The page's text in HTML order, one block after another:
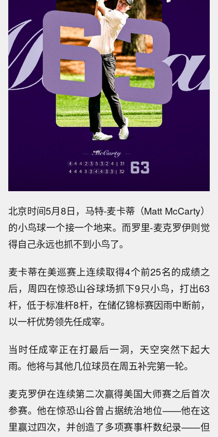
北京时间5月8日，马特-麦卡蒂（Matt McCarty）
的小鸟球一个接一个地来。而罗里-麦克罗伊则觉
得自己永远也抓不到小鸟了。
麦卡蒂在美巡赛上连续取得4个前25名的成绩之
后，周四在惊恐山谷球场抓下9只小鸟，打出63
杆，低于标准杆8杆，在储亿锦标赛因雨中断前，
以一杆优势领先任成宰。
当时任成宰正在打最后一洞，天空突然下起大
雨。他将与其他几位球员在周五补完第一轮。
麦克罗伊在连续第二次赢得美国大师赛之后首次
参赛。他在惊恐山谷曾占据统治地位——他在这
里赢过四次，并创造了多项赛事杆数纪录——但